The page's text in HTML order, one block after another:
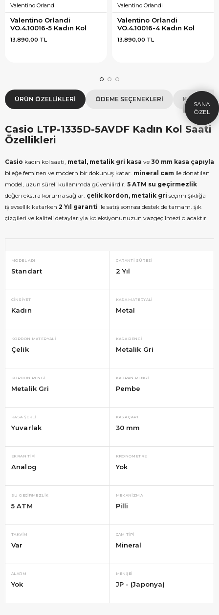
Valentino Orlandi
Valentino Orlandi
VO.4.10016-5 Kadın Kol
13.890,00 TL
Valentino Orlandi
Valentino Orlandi
VO.4.10016-4 Kadın Kol
13.890,00 TL
ÜRÜN ÖZELLIKLERI ÖDEME SEÇENEKLERI KOLAY
Casio LTP-1335D-5AVDF Kadın Kol Saati
Özellikleri
Casio kadın kol saati, metal, metalik gri kasa ve 30 mm kasa çapıyla
bileğe feminen ve modern bir dokunuş katar. mineral cam ile donatılan
model, uzun süreli kullanımda güvenilirdir. 5 ATM su geçirmezlik
değeri ekstra koruma sağlar. çelik kordon, metalik gri seçimi şıklığa
işlevsellik katarken 2 Yıl garanti ile satış sonrası destek de tamam. şık
çizgileri ve kaliteli detaylarıyla koleksiyonunuzun vazgeçilmezi olacaktır.
MODEL ADI
Standart
GARANTI SÜRESI
2 Yıl
CINSIYET
Kadın
KASA MATERYALI
Metal
KORDON MATERYALI
Çelik
KASA RENGI
Metalik Gri
KORDON RENGI
Metalik Gri
KADRAN RENGI
Pembe
KASA ŞEKLI
Yuvarlak
KASA ÇAPI
30 mm
EKRAN TIPI
Analog
KRONOMETRE
Yok
SU GEÇIRMEZLIK
5 ATM
MEKANIZMA
Pilli
TAKVIM
Var
CAM TIPI
Mineral
ALARM
Yok
MENŞEI
JP - (Japonya)
HEDIYE
ÇEKI
1.000 TL Hediye Çeki
HEDIYE1000